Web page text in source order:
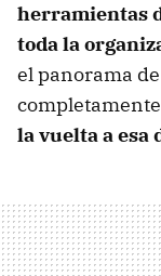
herramientas
toda la
el panorama
la vuelta a esa